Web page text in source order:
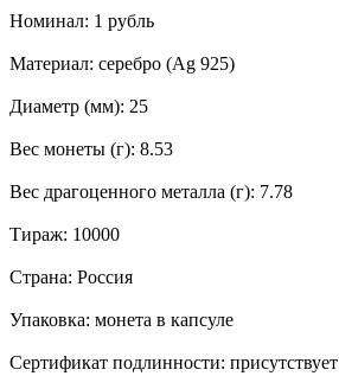
Номинал: 1 рубль
Материал: серебро (Ag 925)
Диаметр (мм): 25
Вес монеты (г): 8.53
Вес драгоценного металла (г): 7.78
Тираж: 10000
Страна: Россия
Упаковка: монета в капсуле
Сертификат подлинности: присутствует